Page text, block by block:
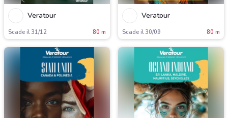
Veratour
Scade il 31/12 80 m
Veratour
Scade il 30/09 80 m